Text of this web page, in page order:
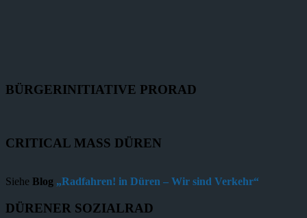
BÜRGERINITIATIVE PRORAD
CRITICAL MASS DÜREN
Siehe Blog „Radfahren! in Düren – Wir sind Verkehr“
DÜRENER SOZIALRAD